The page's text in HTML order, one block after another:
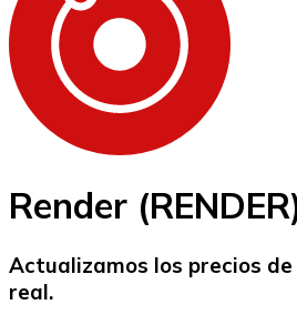
BTC
Ethereum
Render
Actualizamos los precios
real.